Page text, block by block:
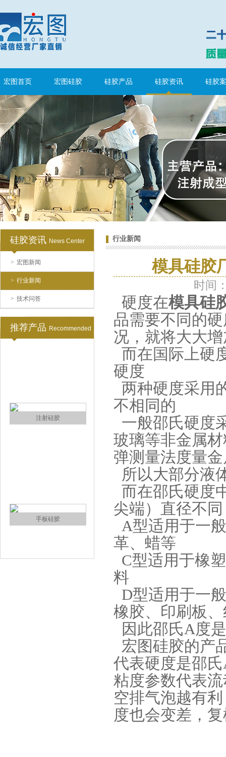
宏图首页 宏图硅胶 硅胶产品 硅胶资讯 硅胶
硅胶资讯 News Center
> 宏图新闻
> 行业新闻
> 技术问答
推荐产品 Recommended
眼镜鼻托专用注射硅胶
涂布硅胶
行业新闻
模具硅胶
时间
硬度在模具硅
品需要不同的
况，就将大大
而在国际上硬
硬度
两种硬度采用
不相同的
一般邵氏硬度
玻璃等非金属
弹测量法度量
所以大部分液
而在邵氏硬度
尖端）直径不
A型适用于一
革、蜡等
C型适用于橡
料
D型适用于一
橡胶、印刷板
因此邵氏A度
宏图硅胶的产
代表硬度是邵
粘度参数代表
空排气泡越有
度也会变差，